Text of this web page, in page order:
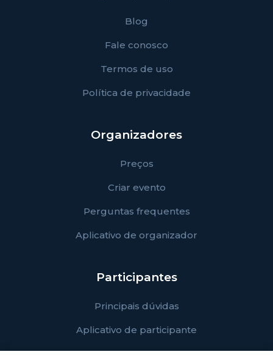
Blog
Fale conosco
Termos de uso
Política de privacidade
Organizadores
Preços
Criar evento
Perguntas frequentes
Aplicativo de organizador
Participantes
Principais dúvidas
Aplicativo de participante